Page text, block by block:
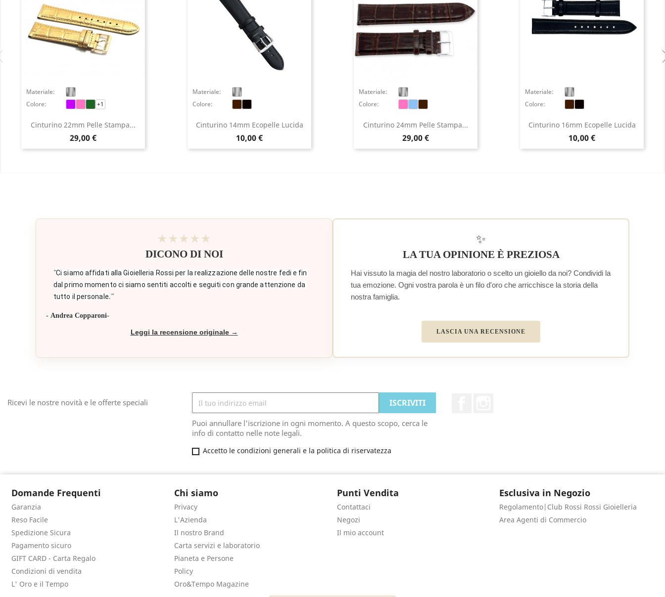
Cinturino 22mm Pelle Stampa...
Prezzo
29,00 €
Materiale:
Colore:
+1
Cinturino 14mm Ecopelle Lucida
Prezzo
10,00 €
Materiale:
Colore:
Cinturino 24mm Pelle Stampa...
Prezzo
29,00 €
Materiale:
Colore:
Cinturino 16mm Ecopelle Lucida
Prezzo
10,00 €
Materiale:
Colore:
★★★★★
DICONO DI NOI
"Ci siamo affidati alla Gioielleria Rossi per la realizzazione delle nostre fedi e fin
dal primo momento ci siamo sentiti accolti e seguiti con grande attenzione da
tutto il personale."
- Andrea Copparoni-
Leggi la recensione originale →
✨
LA TUA OPINIONE È PREZIOSA
Hai vissuto la magia del nostro laboratorio o scelto un gioiello da noi? Condividi la
tua emozione. Ogni vostra parola è un filo d'oro che arricchisce la storia della
nostra famiglia.
LASCIA UNA RECENSIONE
Ricevi le nostre novità e le offerte speciali
Puoi annullare l'iscrizione in ogni momento. A questo scopo, cerca le
info di contatto nelle note legali.
Accetto le condizioni generali e la politica di riservatezza
Domande Frequenti
Garanzia
Reso Facile
Spedizione Sicura
Pagamento sicuro
GIFT CARD - Carta Regalo
Condizioni di vendita
L' Oro e il Tempo
Chi siamo
Privacy
L'Azienda
Il nostro Brand
Carta servizi e laboratorio
Pianeta e Persone
Policy
Oro&Tempo Magazine
Punti Vendita
Contattaci
Negozi
Il mio account
Esclusiva in Negozio
Regolamento|Club Rossi Rossi Gioielleria
Area Agenti di Commercio